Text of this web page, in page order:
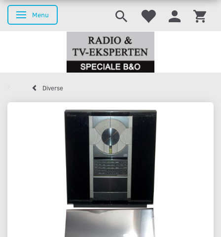
Toggle navigation
Menu
Diverse